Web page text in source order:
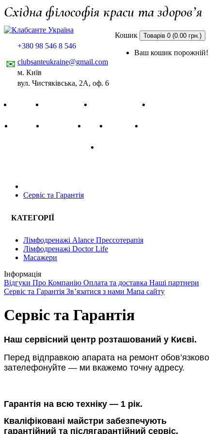
Східна філософія краси та здоров’я
+380 98 546 8 546
✉ clubsanteukraine@gmail.com
м. Київ
вул. Чистяківська, 2А, оф. 6
Кошик Товарів 0 (0.00 грн.)
Ваш кошик порожній!
Головна Про компанію Оплата і доставка
Відгуки Мапа сайту Блог Контакти
Сервіс та Гарантія
КАТЕГОРІЇ
Лімфодренажі Alance Прессотерапія
Лімфодренажі Doctor Life
Масажери
Інформація
Відгуки Про Компанію Оплата та доставка Наші партнери
Сервіс та Гарантія Зв’язатися з нами Мапа сайту
Сервіс та Гарантія
Наш сервісний центр розташований у Києві.
Перед відправкою апарата на ремонт обов’язково
зателефонуйте — ми вкажемо точну адресу.
Гарантія на всю техніку — 1 рік.
Кваліфіковані майстри забезпечують
гарантійний та післягарантійний сервіс.